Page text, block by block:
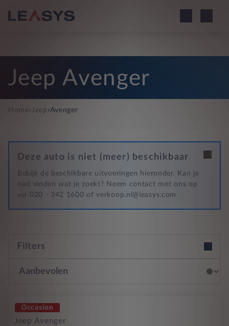
Jeep Avenger
Home›Jeep ›Avenger
Deze auto is niet (meer) beschikbaar
Bekijk de beschikbare uitvoeringen hieronder. Kan je
niet vinden wat je zoekt? Neem contact met ons op
via 020 - 342 1600 of verkoop.nl@leasys.com
Filters
Occasion
Jeep Avenger